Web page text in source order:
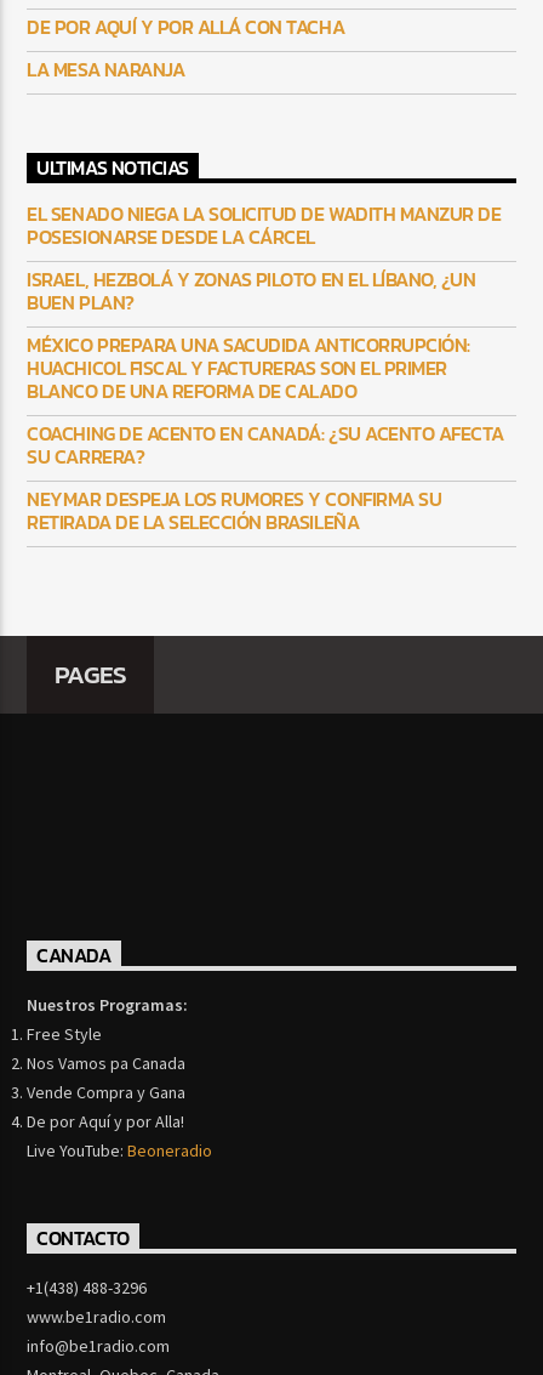
DE POR AQUÍ Y POR ALLÁ CON TACHA
LA MESA NARANJA
ULTIMAS NOTICIAS
EL SENADO NIEGA LA SOLICITUD DE WADITH MANZUR DE
POSESIONARSE DESDE LA CÁRCEL
ISRAEL, HEZBOLÁ Y ZONAS PILOTO EN EL LÍBANO, ¿UN
BUEN PLAN?
MÉXICO PREPARA UNA SACUDIDA ANTICORRUPCIÓN:
HUACHICOL FISCAL Y FACTURERAS SON EL PRIMER
BLANCO DE UNA REFORMA DE CALADO
COACHING DE ACENTO EN CANADÁ: ¿SU ACENTO AFECTA
SU CARRERA?
NEYMAR DESPEJA LOS RUMORES Y CONFIRMA SU
RETIRADA DE LA SELECCIÓN BRASILEÑA
PAGES
CANADA
Nuestros Programas:
Free Style
Nos Vamos pa Canada
Vende Compra y Gana
De por Aquí y por Alla!
Live YouTube:Beoneradio
CONTACTO
+1(438) 488-3296
www.be1radio.com
info@be1radio.com